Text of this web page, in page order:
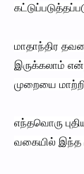
மாதாந்திர
இருக்கலாம்
முறையை
எந்தவொரு
வகையில் இந்த